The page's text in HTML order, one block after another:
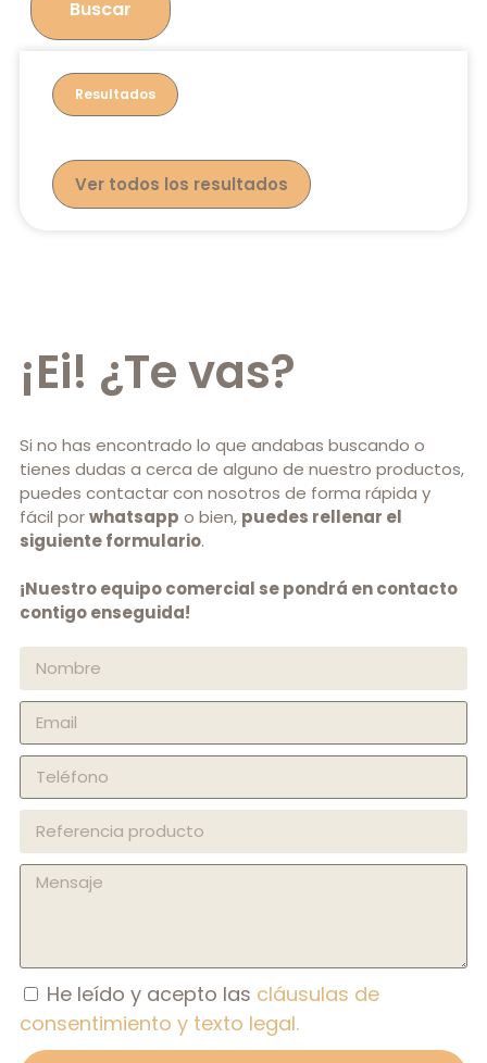
Buscar
Resultados
Ver todos los resultados
¡Ei! ¿Te vas?
Si no has encontrado lo que andabas buscando o
tienes dudas a cerca de alguno de nuestro productos,
puedes contactar con nosotros de forma rápida y
fácil porwhatsapp o bien, puedes rellenar el
siguiente formulario.
¡Nuestro equipo comercial se pondrá en contacto
contigo enseguida!
He leído y acepto las cláusulas de
consentimiento y texto legal.